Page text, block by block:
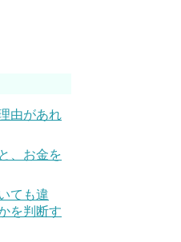
由があれ
、お金を
ても違
を判断す